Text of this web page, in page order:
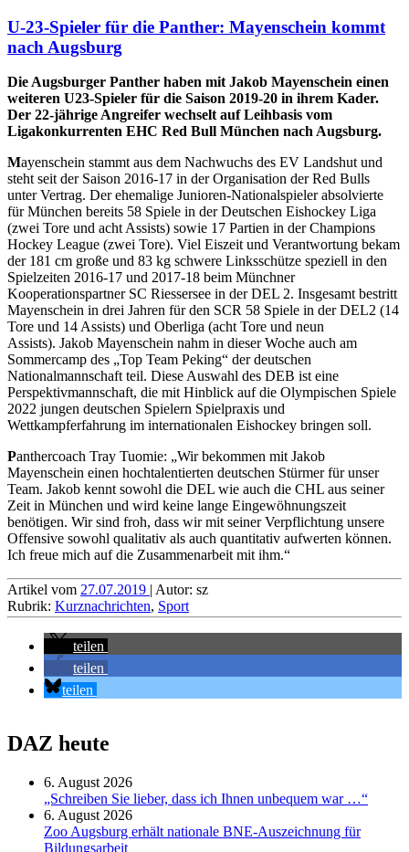
U-23-Spieler für die Panther: Mayenschein kommt
nach Augsburg
Die Augsburger Panther haben mit Jakob Mayenschein einen
weiteren U23-Spieler für die Saison 2019-20 in ihrem Kader.
Der 22-jährige Angreifer wechselt auf Leihbasis vom
Ligakonkurrenten EHC Red Bull München nach Augsburg.
Mayenschein stammt aus dem Nachwuchs des EV Landshut und
steht seit der Saison 2016-17 in der Organisation der Red Bulls
unter Vertrag. Der ehemalige Junioren-Nationalspieler absolvierte
für München bereits 58 Spiele in der Deutschen Eishockey Liga
(zwei Tore und acht Assists) sowie 17 Partien in der Champions
Hockey League (zwei Tore). Viel Eiszeit und Verantwortung bekam
der 181 cm große und 83 kg schwere Linksschütze speziell in den
Spielzeiten 2016-17 und 2017-18 beim Münchner
Kooperationspartner SC Riessersee in der DEL 2. Insgesamt bestritt
Mayenschein in drei Jahren für den SCR 58 Spiele in der DEL2 (14
Tore und 14 Assists) und Oberliga (acht Tore und neun
Assists). Jakob Mayenschein nahm in dieser Woche auch am
Sommercamp des „Top Team Peking“ der deutschen
Nationalmannschaft teil. Diese Auswahl des DEB ist eine
Perspektivmannschaft, die mit Hinblick auf die Olympischen Spiele
2022 jungen deutschen Spielern Spielpraxis und
Wettkampferfahrung im internationalen Eishockey bringen soll.
Panthercoach Tray Tuomie: „Wir bekommen mit Jakob
Mayenschein einen hochtalentierten deutschen Stürmer für unser
Team. Jakob kennt sowohl die DEL wie auch die CHL aus seiner
Zeit in München und wird keine lange Eingewöhnungszeit
benötigen. Wir sind froh, dass wir mit seiner Verpflichtung unsere
Offensive sowohl qualitativ als auch quantitativ aufwerten können.
Ich freue mich auf die Zusammenarbeit mit ihm.“
Artikel vom 27.07.2019 | Autor: sz
Rubrik: Kurznachrichten, Sport
teilen
teilen
teilen
DAZ heute
6. August 2026
„Schreiben Sie lieber, dass ich Ihnen unbequem war …“
6. August 2026
Zoo Augsburg erhält nationale BNE-Auszeichnung für
Bildungsarbeit